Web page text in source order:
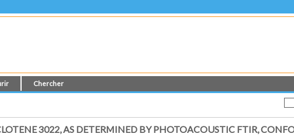
Chercher
3022, AS DETERMINED BY PHOTOACOUSTIC FTIR,